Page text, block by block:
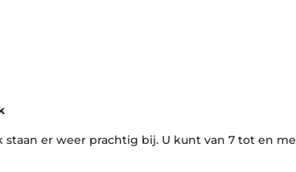
er weer prachtig bij. U kunt van 7 tot en